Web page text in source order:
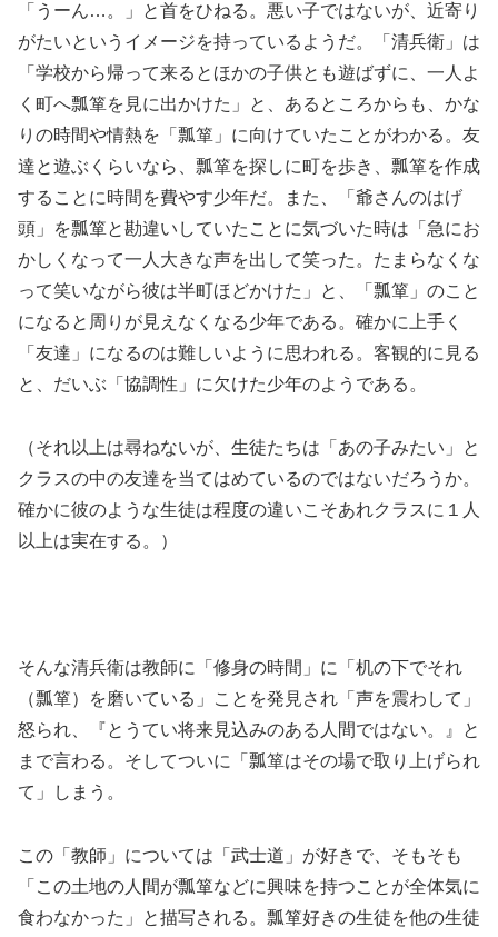
「うーん…。」と首をひねる。悪い子ではないが、近寄り
がたいというイメージを持っているようだ。「清兵衛」は
「学校から帰って来るとほかの子供とも遊ばずに、一人よ
く町へ瓢箪を見に出かけた」と、あるところからも、かな
りの時間や情熱を「瓢箪」に向けていたことがわかる。友
達と遊ぶくらいなら、瓢箪を探しに町を歩き、瓢箪を作成
することに時間を費やす少年だ。また、「爺さんのはげ
頭」を瓢箪と勘違いしていたことに気づいた時は「急にお
かしくなって一人大きな声を出して笑った。たまらなくな
って笑いながら彼は半町ほどかけた」と、「瓢箪」のこと
になると周りが見えなくなる少年である。確かに上手く
「友達」になるのは難しいように思われる。客観的に見る
と、だいぶ「協調性」に欠けた少年のようである。
（それ以上は尋ねないが、生徒たちは「あの子みたい」と
クラスの中の友達を当てはめているのではないだろうか。
確かに彼のような生徒は程度の違いこそあれクラスに１人
以上は実在する。）
そんな清兵衛は教師に「修身の時間」に「机の下でそれ
（瓢箪）を磨いている」ことを発見され「声を震わして」
怒られ、『とうてい将来見込みのある人間ではない。』と
まで言わる。そしてついに「瓢箪はその場で取り上げられ
て」しまう。
この「教師」については「武士道」が好きで、そもそも
「この土地の人間が瓢箪などに興味を持つことが全体気に
食わなかった」と描写される。瓢箪好きの生徒を他の生徒